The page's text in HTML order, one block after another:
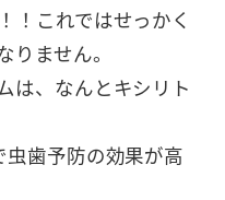
！これではせっかく
ません。
は、なんとキシリト
歯予防の効果が高